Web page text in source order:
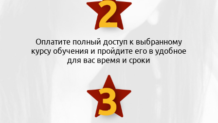
Оплатите полный доступ к выбранному
курсу обучения и пройдите его в удобное
для вас время и сроки